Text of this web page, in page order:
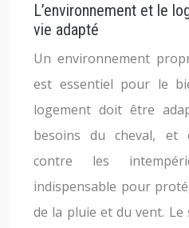
L’environnement et le
vie adapté
Un environnement
est essentiel pour le
logement doit être
besoins du cheval, et
contre les
indispensable pour
de la pluie et du vent.